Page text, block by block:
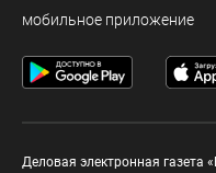
мобильное приложение
Деловая электронная газета